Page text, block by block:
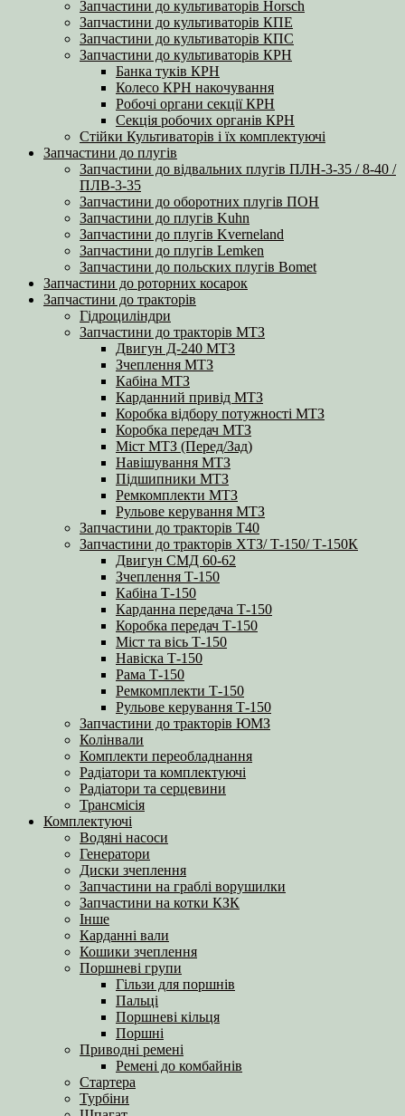
Запчастини до культиваторів Horsch
Запчастини до культиваторів КПЕ
Запчастини до культиваторів КПС
Запчастини до культиваторів КРН
Банка туків КРН
Колесо КРН накочування
Робочі органи секції КРН
Секція робочих органів КРН
Стійки Культиваторів і їх комплектуючі
Запчастини до плугів
Запчастини до відвальних плугів ПЛН-3-35 / 8-40 /
ПЛВ-3-35
Запчастини до оборотних плугів ПОН
Запчастини до плугів Kuhn
Запчастини до плугів Kverneland
Запчастини до плугів Lemken
Запчастини до польских плугів Bomet
Запчастини до роторних косарок
Запчастини до тракторів
Гідроциліндри
Запчастини до тракторів МТЗ
Двигун Д-240 МТЗ
Зчеплення МТЗ
Кабіна МТЗ
Карданний привід МТЗ
Коробка відбору потужності МТЗ
Коробка передач МТЗ
Міст МТЗ (Перед/Зад)
Навішування МТЗ
Підшипники МТЗ
Ремкомплекти МТЗ
Рульове керування МТЗ
Запчастини до тракторів Т40
Запчастини до тракторів ХТЗ/ Т-150/ Т-150К
Двигун СМД 60-62
Зчеплення Т-150
Кабіна Т-150
Карданна передача Т-150
Коробка передач Т-150
Міст та вісь Т-150
Навіска Т-150
Рама Т-150
Ремкомплекти Т-150
Рульове керування Т-150
Запчастини до тракторів ЮМЗ
Колінвали
Комплекти переобладнання
Радіатори та комплектуючі
Радіатори та серцевини
Трансмісія
Комплектуючі
Водяні насоси
Генератори
Диски зчеплення
Запчастини на граблі ворушилки
Запчастини на котки КЗК
Інше
Карданні вали
Кошики зчеплення
Поршневі групи
Гільзи для поршнів
Пальці
Поршневі кільця
Поршні
Приводні ремені
Ремені до комбайнів
Стартера
Турбіни